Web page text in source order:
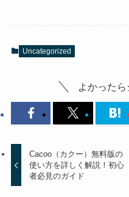
Uncategorized
よかったら
Cacoo（カクー）無料版の
使い方を詳しく解説！初心
者必見のガイド